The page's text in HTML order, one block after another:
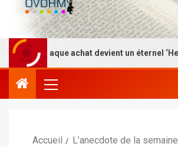
où chaque achat devient un éternel ‘Hessed
Accueil
L’anecdote de la semaine